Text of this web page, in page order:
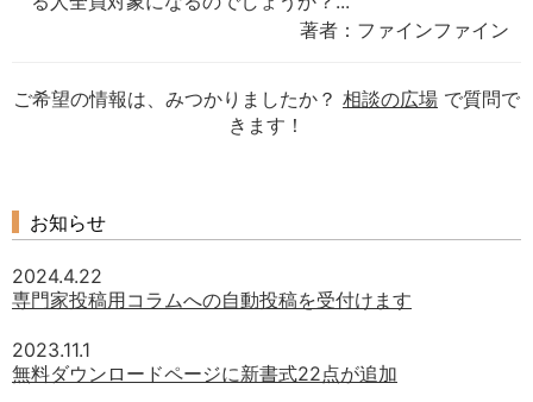
著者：ファインファイン
ご希望の情報は、みつかりましたか？ 相談の広場 で質問で
きます！
お知らせ
2024.4.22
専門家投稿用コラムへの自動投稿を受付けます
2023.11.1
無料ダウンロードページに新書式22点が追加